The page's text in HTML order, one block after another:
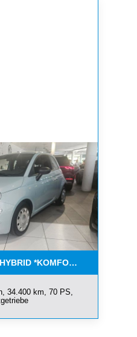
*KOMFORT PAKET*CAR-
34.400 km, 70 PS,